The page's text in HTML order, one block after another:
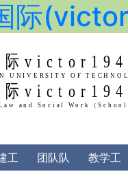
际
际
DONGGUAN
际
School of
工
团队队
教学工